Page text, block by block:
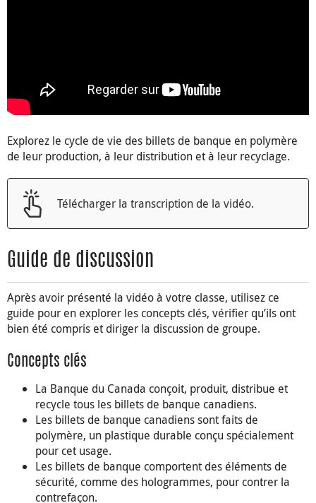
Explorez le cycle de vie des billets de banque en polymère
de leur production, à leur distribution et à leur recyclage.
Télécharger la transcription de la vidéo.
Guide de discussion
Après avoir présenté la vidéo à votre classe, utilisez ce
guide pour en explorer les concepts clés, vérifier qu’ils ont
bien été compris et diriger la discussion de groupe.
Concepts clés
La Banque du Canada conçoit, produit, distribue et
recycle tous les billets de banque canadiens.
Les billets de banque canadiens sont faits de
polymère, un plastique durable conçu spécialement
pour cet usage.
Les billets de banque comportent des éléments de
sécurité, comme des hologrammes, pour contrer la
contrefaçon.